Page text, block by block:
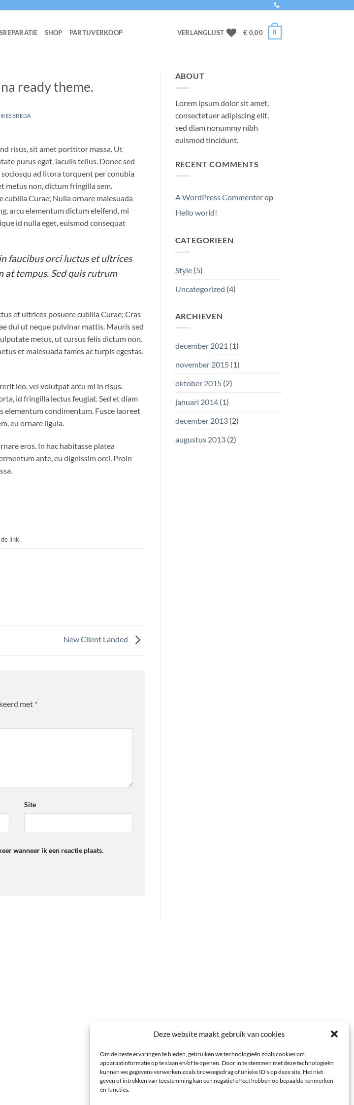
Deze website maakt gebruik van cookies
Om de beste ervaringen te bieden, gebruiken we technologieën zoals cookies om
apparaatinformatie op te slaan en/of te openen. Door in te stemmen met deze technologieën
kunnen we gegevens verwerken zoals browsegedrag of unieke ID's op deze site. Het niet
geven of intrekken van toestemming kan een negatief effect hebben op bepaalde kenmerken
en functies.
SHOP PARTIJVERKOOP VERLANGLIJST € 0,00 0
ready theme.
risus, sit amet porttitor massa. Ut
purus eget, iaculis tellus. Donec sed
ad litora torquent per conubia
metus non, dictum fringilla sem.
Curae; Nulla ornare malesuada
arcu elementum dictum eleifend, mi
id nulla eget, euismod consequat
faucibus orci luctus et ultrices
tempus. Sed quis rutrum
et ultrices posuere cubilia Curae; Cras
dui ut neque pulvinar mattis. Mauris sed
metus, ut cursus felis dictum non.
et malesuada fames ac turpis egestas.
leo, vel volutpat arcu mi in risus.
id fringilla lectus feugiat. Sed et diam
elementum condimentum. Fusce laoreet
eu ornare ligula.
eros. In hac habitasse platea
ante, eu dignissim orci. Proin
link.
New Client Landed
met *
Site
wanneer ik een reactie plaats.
ABOUT
Lorem ipsum dolor sit amet,
consectetuer adipiscing elit,
sed diam nonummy nibh
euismod tincidunt.
RECENT COMMENTS
A WordPress Commenterop
Hello world!
CATEGORIEËN
Style(5)
Uncategorized (4)
ARCHIEVEN
december 2021 (1)
november 2015(1)
oktober 2015(2)
januari 2014(1)
december 2013(2)
augustus 2013(2)